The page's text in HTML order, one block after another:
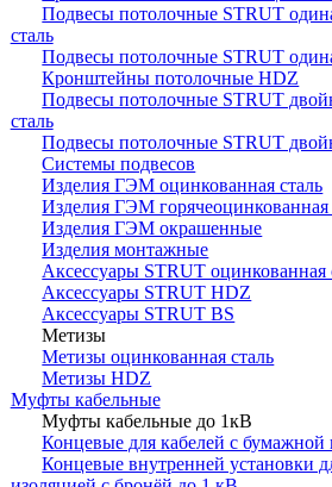
Подвесы потолочные STRUT
сталь
Подвесы потолочные STRUT
Кронштейны потолочные HDZ
Подвесы потолочные STRUT
сталь
Подвесы потолочные STRUT
Системы подвесов
Изделия ГЭМ оцинкованная сталь
Изделия ГЭМ горячеоцинкованная
Изделия ГЭМ окрашенные
Изделия монтажные
Аксессуары STRUT оцинкованная
Аксессуары STRUT HDZ
Аксессуары STRUT BS
Метизы
Метизы оцинкованная сталь
Метизы HDZ
Муфты кабельные
Муфты кабельные до 1кВ
Концевые для кабелей с бумажной
Концевые внутренней установки